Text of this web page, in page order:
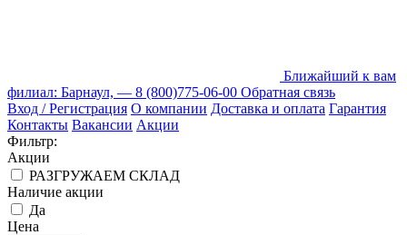
Ближайший к вам
филиал: Барнаул, — 8 (800)775-06-00 Обратная связь
Вход / Регистрация О компании Доставка и оплата Гарантия
Контакты Вакансии Акции
Фильтр:
Акции
РАЗГРУЖАЕМ СКЛАД
Наличие акции
Да
Цена